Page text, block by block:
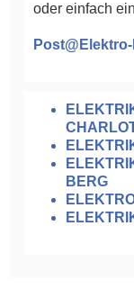
oder einfach
BERG